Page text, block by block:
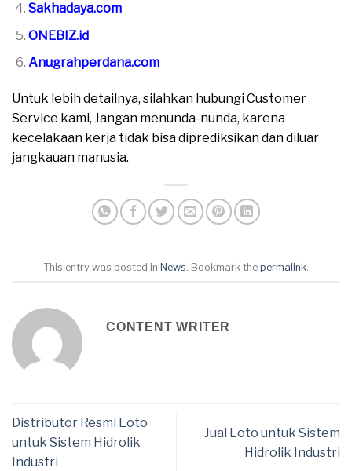
Sakhadaya.com
ONEBIZ.id
Anugrahperdana.com
Untuk lebih detailnya, silahkan hubungi Customer
Service kami, Jangan menunda-nunda, karena
kecelakaan kerja tidak bisa diprediksikan dan diluar
jangkauan manusia.
This entry was posted in News . Bookmark the permalink
CONTENT WRITER
Distributor Resmi Loto
untuk Sistem Hidrolik
Industri
Jual Loto untuk Sistem
Hidrolik Industri